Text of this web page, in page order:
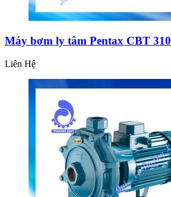
Máy bơm ly tâm Pentax CBT 310
Liên Hệ